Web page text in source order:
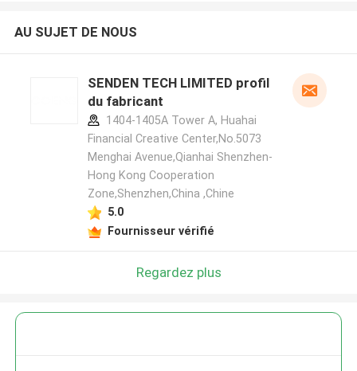
AU SUJET DE NOUS
SENDEN TECH LIMITED profil
du fabricant
1404-1405A Tower A, Huahai
Financial Creative Center,No.5073
Menghai Avenue,Qianhai Shenzhen-
Hong Kong Cooperation
Zone,Shenzhen,China ,Chine
5.0
Fournisseur vérifié
Regardez plus